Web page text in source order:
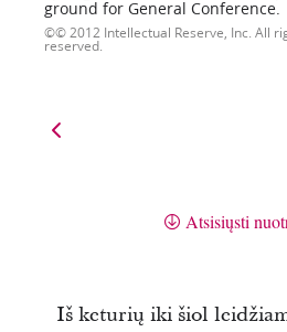
ground for General Conference.
© 2012 Intellectual Reserve, Inc. All
reserved.
Atsisiųsti
Iš keturių iki šiol